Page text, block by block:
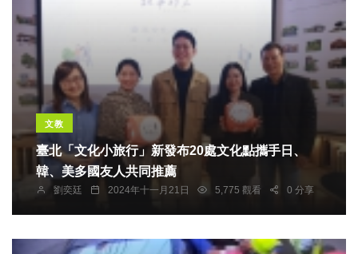
文教
臺北「文化小旅行」新發布20處文化點攜手日、
韓、美多國友人共同推薦
劉奕廷 2024年十一月21日 5,775 觀看 0 分享